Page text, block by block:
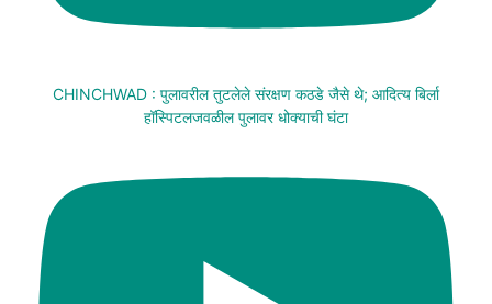
CHINCHWAD : पुलावरील तुटलेले संरक्षण कठडे जैसे थे; आदित्य बिर्ला
हॉस्पिटलजवळील पुलावर धोक्याची घंटा